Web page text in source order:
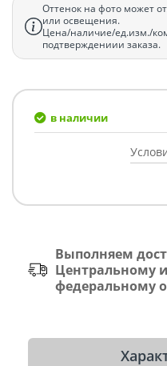
Оттенок на фото может
или освещения.
Цена/наличие/ед.изм./
подтверждениии заказа.
в наличии
Выполняем
Центральному
федеральному